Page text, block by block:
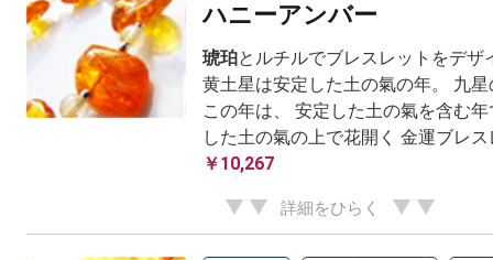
ハニーアンバー
琥珀とルチルでブレスレットをデザ
黄土星は安定した土の氣の年。 九
この年は、 安定した土の氣を含む
した土の氣の上で花開く 金運ブレ
￥10,267
詳細をひらく